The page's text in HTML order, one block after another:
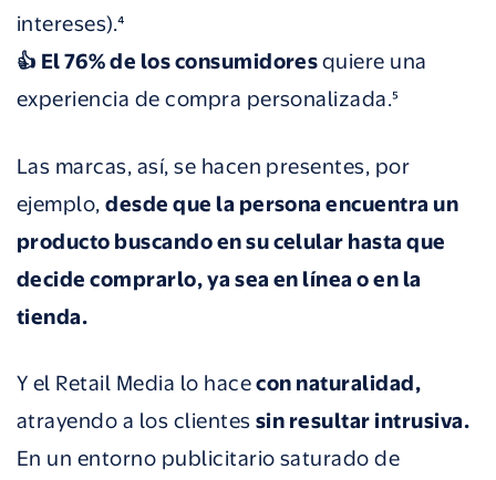
intereses).⁴
👍 El 76% de los consumidoresquiere una
experiencia de compra personalizada.⁵
Las marcas, así, se hacen presentes, por
ejemplo,desde que la persona encuentra un
producto buscando en su celular hasta que
decide comprarlo, ya sea en línea o en la
tienda.
Y el Retail Media lo hacecon naturalidad,
atrayendo a los clientes sin resultar intrusiva.
En un entorno publicitario saturado de